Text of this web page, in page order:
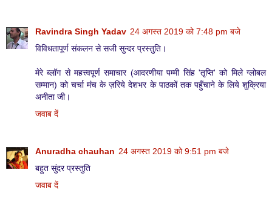
Ravindra Singh Yadav 24 अगस्त 2019 को 7:48 pm बजे
विविधतापूर्ण संकलन से सजी सुन्दर प्रस्तुति।
मेरे ब्लॉग से महत्त्वपूर्ण समाचार (आदरणीया पम्मी सिंह 'तृप्ति' को मिले ग्लोबल
सम्मान) को चर्चा मंच के ज़रिये देशभर के पाठकों तक पहुँचाने के लिये शुक्रिया
अनीता जी।
जवाब दें
Anuradha chauhan 24 अगस्त 2019 को 9:51 pm बजे
बहुत सुंदर प्रस्तुति
जवाब दें